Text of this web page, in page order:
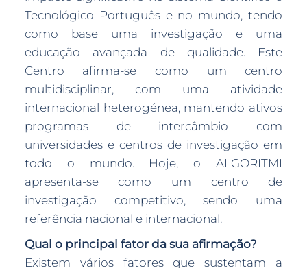
Tecnológico Português e no mundo, tendo
como base uma investigação e uma
educação avançada de qualidade. Este
Centro afirma-se como um centro
multidisciplinar, com uma atividade
internacional heterogénea, mantendo ativos
programas de intercâmbio com
universidades e centros de investigação em
todo o mundo. Hoje, o ALGORITMI
apresenta-se como um centro de
investigação competitivo, sendo uma
referência nacional e internacional.
Qual o principal fator da sua afirmação?
Existem vários fatores que sustentam a